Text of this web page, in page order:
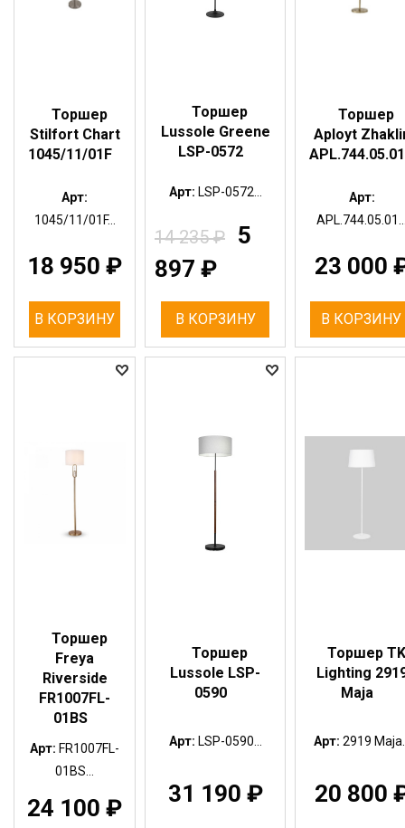
Торшер
Stilfort Chart
1045/11/01F
Арт:
1045/11/01F...
18 950 ₽
В КОРЗИНУ
Торшер
Lussole Greene
LSP-0572
Арт: LSP-0572...
14 235₽
5
897 ₽
В КОРЗИНУ
Торшер
Aployt
APL.744.05.01
Арт:
23 000
В КОРЗИНУ
Торшер
Freya
Riverside
FR1007FL-
01BS
Арт: FR1007FL-
01BS...
24 100 ₽
Торшер
Lussole LSP-
0590
Арт: LSP-0590...
31 190 ₽
Торшер TK
Lighting
Maja
Арт: 2919
20 800